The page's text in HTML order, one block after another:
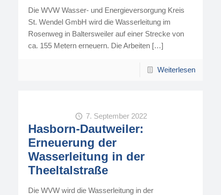
Die WVW Wasser- und Energieversorgung Kreis
St. Wendel GmbH wird die Wasserleitung im
Rosenweg in Baltersweiler auf einer Strecke von
ca. 155 Metern erneuern. Die Arbeiten […]
Weiterlesen
7. September 2022
Hasborn-Dautweiler:
Erneuerung der
Wasserleitung in der
Theeltalstraße
Die WVW wird die Wasserleitung in der